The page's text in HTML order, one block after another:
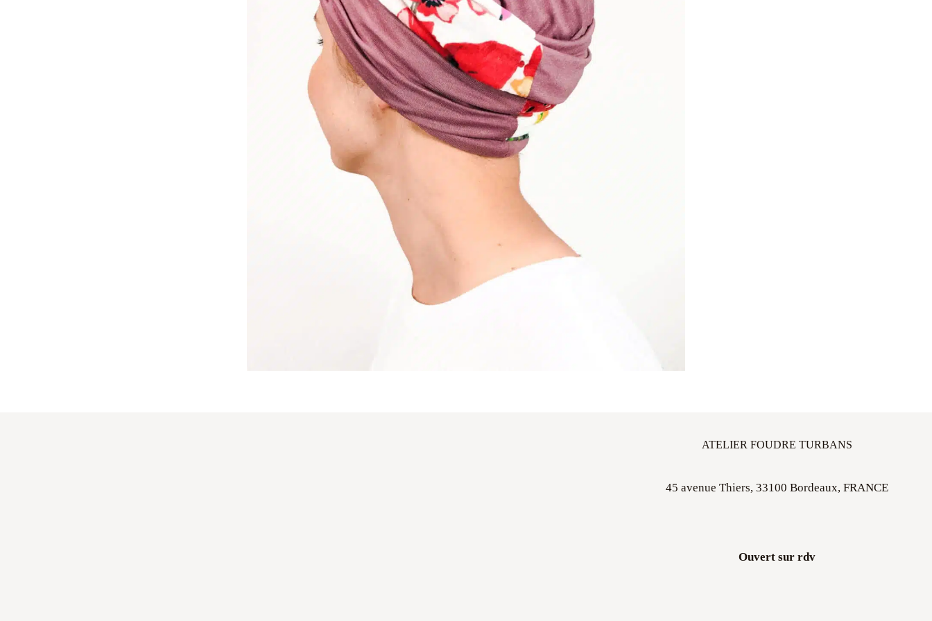
ATELIER FOUDRE TURBANS
45 avenue Thiers, 33100 Bordeaux, FRANCE
Ouvert sur rdv